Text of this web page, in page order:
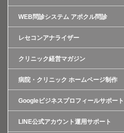
WEB問診システム アポクル問診
レセコンアナライザー
クリニック経営マガジン
病院・クリニック ホームページ制作
Googleビジネスプロフィールサポート
LINE公式アカウント運用サポート